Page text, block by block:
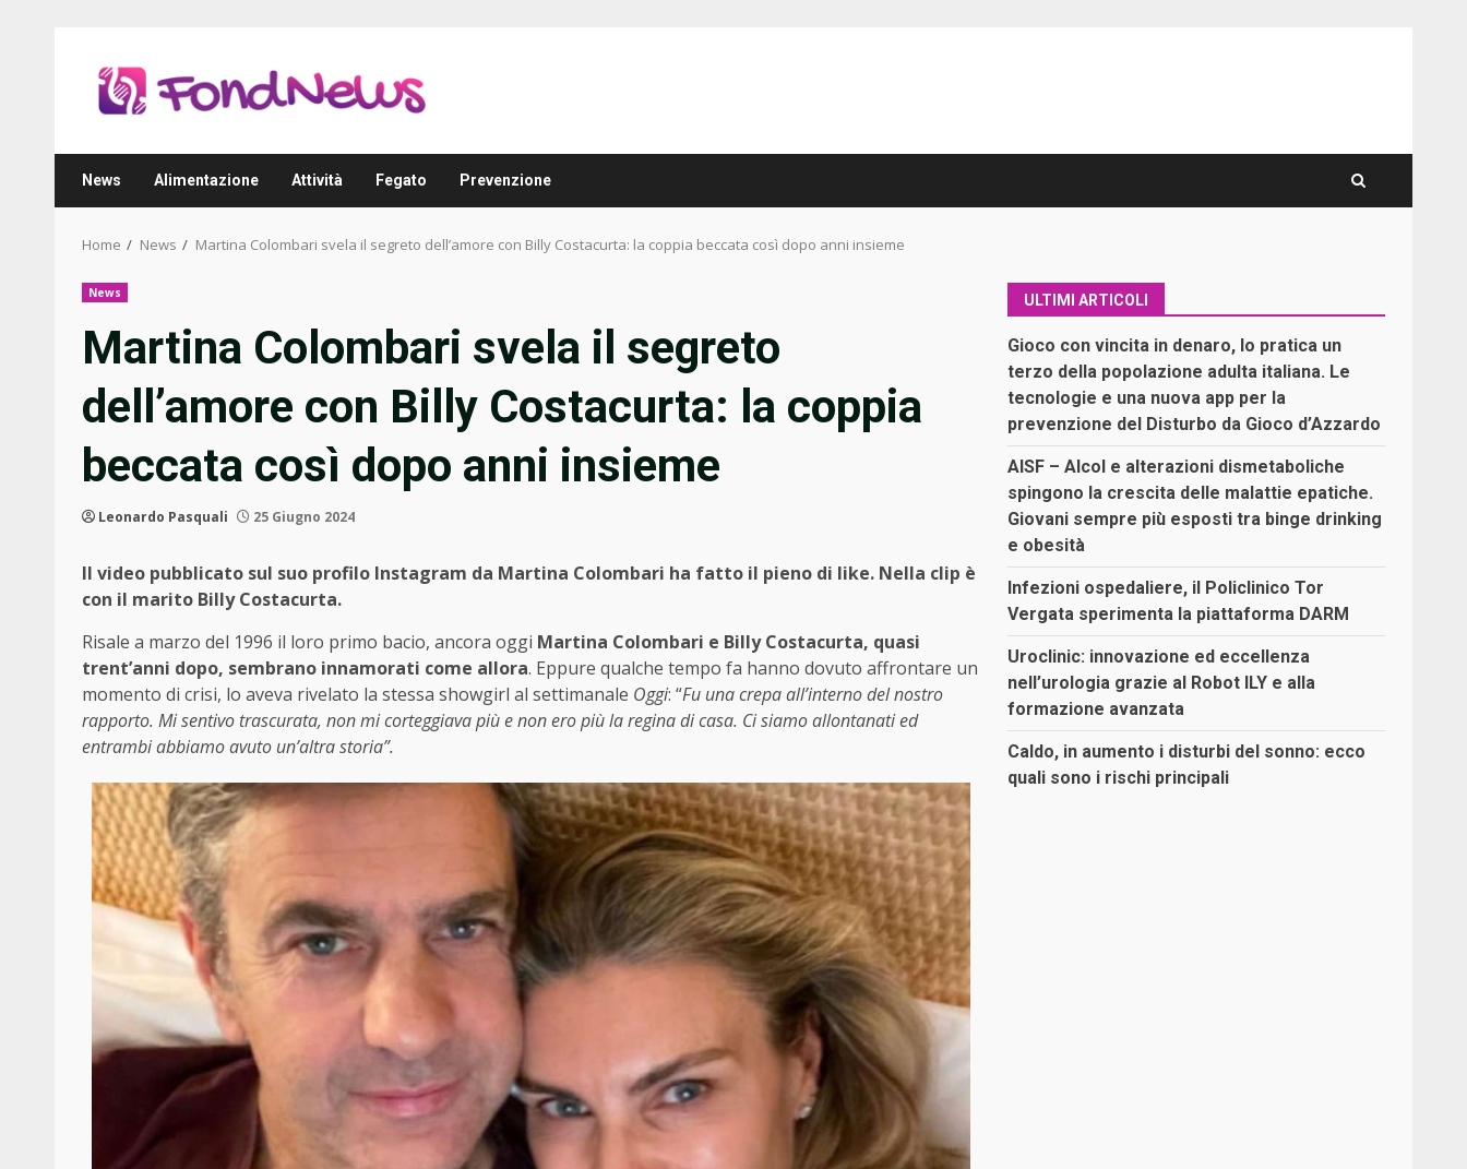
content
News Alimentazione Attività Fegato Prevenzione
Home News Martina Colombari svela il segreto dell’amore con Billy Costacurta: la coppia beccata così dopo anni insieme
News
Martina Colombari svela il segreto
dell’amore con Billy Costacurta: la coppia
beccata così dopo anni insieme
Leonardo Pasquali 25 Giugno 2024
Il video pubblicato sul suo profilo Instagram da Martina Colombari ha fatto il pieno di like. Nella clip è
con il marito Billy Costacurta.
Risale a marzo del 1996 il loro primo bacio, ancora oggi Martina Colombari e Billy Costacurta, quasi
trent’anni dopo, sembrano innamorati come allora. Eppure qualche tempo fa hanno dovuto affrontare un
momento di crisi, lo aveva rivelato la stessa showgirl al settimanale Oggi: “Fu una crepa all’interno del nostro
rapporto. Mi sentivo trascurata, non mi corteggiava più e non ero più la regina di casa. Ci siamo allontanati ed
entrambi abbiamo avuto un’altra storia”.
ULTIMI ARTICOLI
Gioco con vincita in denaro, lo pratica un
terzo della popolazione adulta italiana. Le
tecnologie e una nuova app per la
prevenzione del Disturbo da Gioco d’Azzardo
AISF – Alcol e alterazioni dismetaboliche
spingono la crescita delle malattie epatiche.
Giovani sempre più esposti tra binge drinking
e obesità
Infezioni ospedaliere, il Policlinico Tor
Vergata sperimenta la piattaforma DARM
Uroclinic: innovazione ed eccellenza
nell’urologia grazie al Robot ILY e alla
formazione avanzata
Caldo, in aumento i disturbi del sonno: ecco
quali sono i rischi principali